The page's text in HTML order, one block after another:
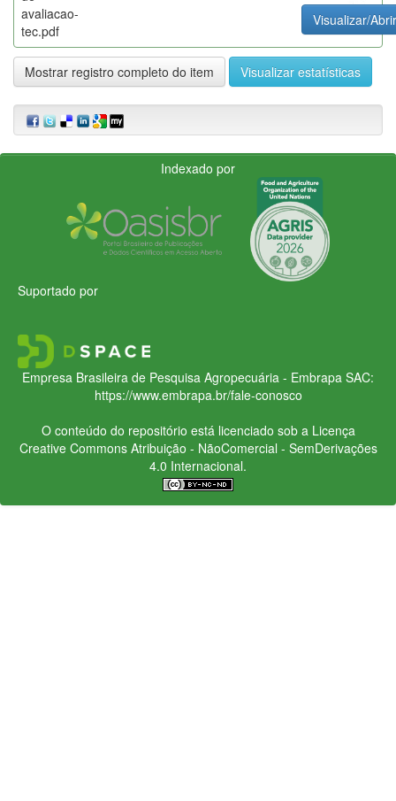
avaliacao-
tec.pdf
Visualizar/Abrir
Mostrar registro completo do item Visualizar estatísticas
Indexado por
Suportado por
Empresa Brasileira de Pesquisa Agropecuária - Embrapa SAC:
https://www.embrapa.br/fale-conosco
O conteúdo do repositório está licenciado sob a Licença
Creative CommonsAtribuição - NãoComercial - SemDerivações
4.0 Internacional.